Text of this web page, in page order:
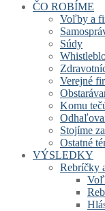
ČO ROBÍME
Voľby a
Súdy
Verejné
Komu
Stojíme
Ostatné
VÝSLEDKY
Rebríčky